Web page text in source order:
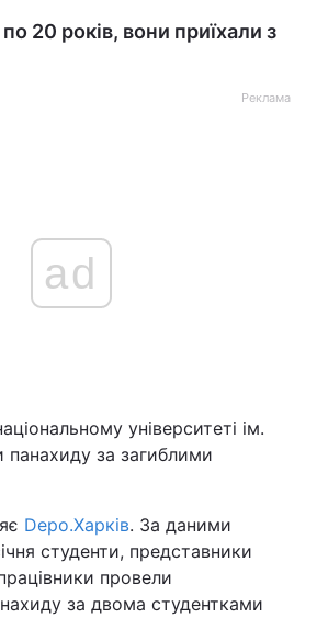
20 років, вони приїхали з
Реклама
ad
університеті ім.
панахиду за загиблими
Depo.Харків. За даними
студенти, представники
провели
за двома студентками